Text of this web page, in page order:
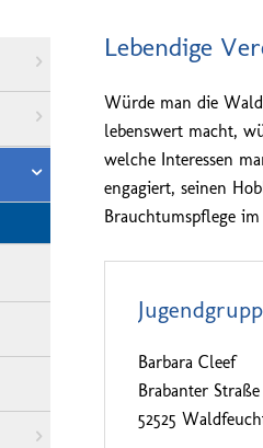
Lebendige
Würde man die
lebenswert macht,
welche Interessen
engagiert, seinen
Brauchtumspflege
Barbara Cleef
Brabanter Straße
52525